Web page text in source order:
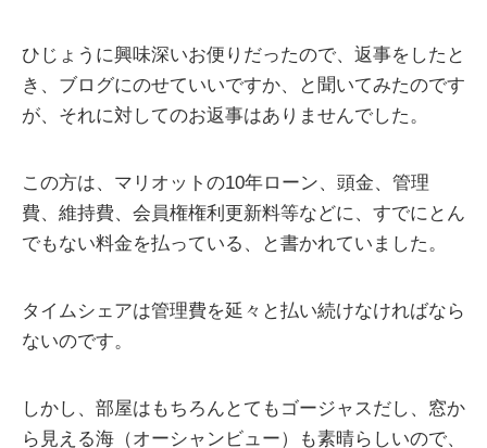
ひじょうに興味深いお便りだったので、返事をしたと
き、ブログにのせていいですか、と聞いてみたのです
が、それに対してのお返事はありませんでした。
この方は、マリオットの10年ローン、頭金、管理
費、維持費、会員権権利更新料等などに、すでにとん
でもない料金を払っている、と書かれていました。
タイムシェアは管理費を延々と払い続けなければなら
ないのです。
しかし、部屋はもちろんとてもゴージャスだし、窓か
ら見える海（オーシャンビュー）も素晴らしいので、